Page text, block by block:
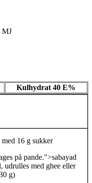
MJ
Kulhydrat 40 E%
16 g sukker
på pande.">sabayad
udrulles med ghee eller
g)